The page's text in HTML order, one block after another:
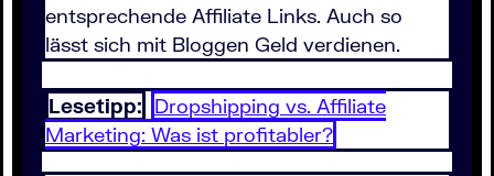
entsprechende Affiliate Links. Auch so
lässt sich mit Bloggen Geld verdienen.
Lesetipp: Dropshipping vs. Affiliate
Marketing: Was ist profitabler?